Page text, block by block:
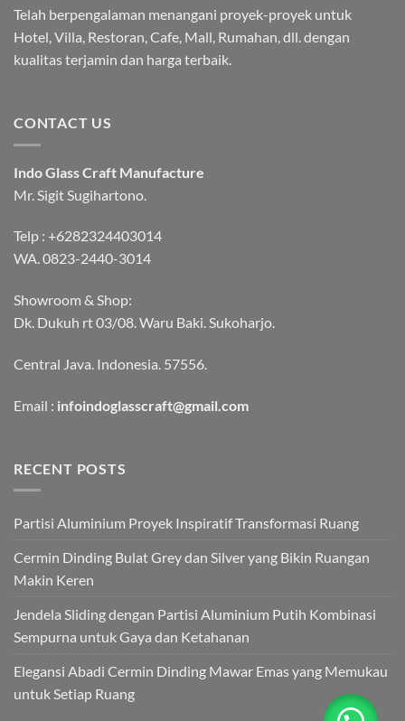
Telah berpengalaman menangani proyek-proyek untuk
Hotel, Villa, Restoran, Cafe, Mall, Rumahan, dll. dengan
kualitas terjamin dan harga terbaik.
CONTACT US
Indo Glass Craft Manufacture
Mr. Sigit Sugihartono.
Telp : +6282324403014
WA.0823-2440-3014
Showroom & Shop:
Dk. Dukuh rt 03/08. Waru Baki. Sukoharjo.
Central Java. Indonesia. 57556.
Email : infoindoglasscraft@gmail.com
RECENT POSTS
Partisi Aluminium Proyek Inspiratif Transformasi Ruang
Cermin Dinding Bulat Grey dan Silver yang Bikin Ruangan
Makin Keren
Jendela Sliding dengan Partisi Aluminium Putih Kombinasi
Sempurna untuk Gaya dan Ketahanan
Elegansi Abadi Cermin Dinding Mawar Emas yang Memukau
untuk Setiap Ruang